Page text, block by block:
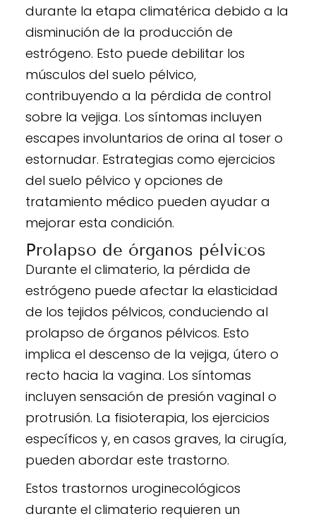
durante la etapa climatérica debido a la
disminución de la producción de
estrógeno. Esto puede debilitar los
músculos del suelo pélvico,
contribuyendo a la pérdida de control
sobre la vejiga. Los síntomas incluyen
escapes involuntarios de orina al toser o
estornudar. Estrategias como ejercicios
del suelo pélvico y opciones de
tratamiento médico pueden ayudar a
mejorar esta condición.
Prolapso de órganos pélvicos
Durante el climaterio, la pérdida de
estrógeno puede afectar la elasticidad
de los tejidos pélvicos, conduciendo al
prolapso de órganos pélvicos. Esto
implica el descenso de la vejiga, útero o
recto hacia la vagina. Los síntomas
incluyen sensación de presión vaginal o
protrusión. La fisioterapia, los ejercicios
específicos y, en casos graves, la cirugía,
pueden abordar este trastorno.
Estos trastornos uroginecológicos
durante el climaterio requieren un